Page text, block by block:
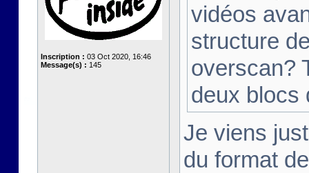
Inscription : 03 Oct 2020, 16:46
Message(s) : 145
vidéos
structure
overscan?
deux
Je viens
du format